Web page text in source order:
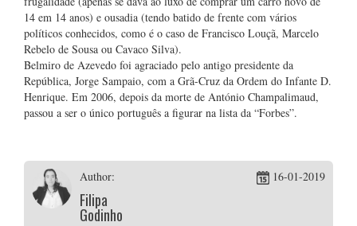
14 em 14 anos) e ousadia (tendo batido de frente com vários
políticos conhecidos, como é o caso de Francisco Louçã, Marcelo
Rebelo de Sousa ou Cavaco Silva).
Belmiro de Azevedo foi agraciado pelo antigo presidente da
República, Jorge Sampaio, com a Grã-Cruz da Ordem do Infante D.
Henrique. Em 2006, depois da morte de António Champalimaud,
passou a ser o único português a figurar na lista da “Forbes”.
Author:
Filipa
Godinho
16-01-2019